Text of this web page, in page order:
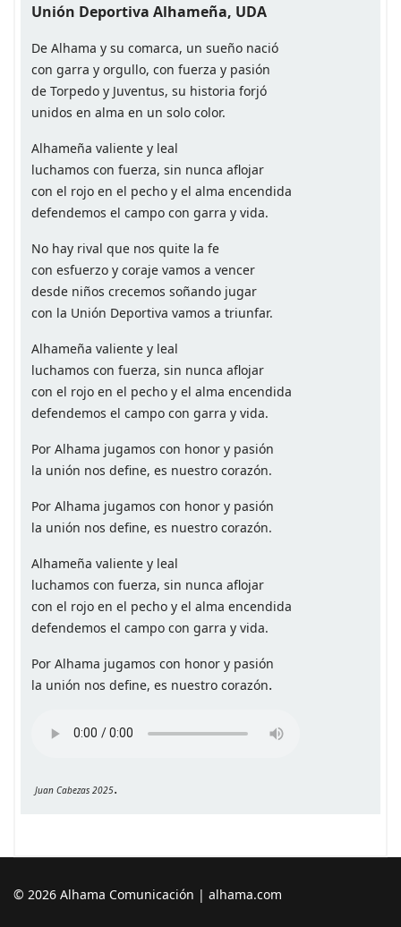
Unión Deportiva Alhameña, UDA
De Alhama y su comarca, un sueño nació
con garra y orgullo, con fuerza y pasión
de Torpedo y Juventus, su historia forjó
unidos en alma en un solo color.
Alhameña valiente y leal
luchamos con fuerza, sin nunca aflojar
con el rojo en el pecho y el alma encendida
defendemos el campo con garra y vida.
No hay rival que nos quite la fe
con esfuerzo y coraje vamos a vencer
desde niños crecemos soñando jugar
con la Unión Deportiva vamos a triunfar.
Alhameña valiente y leal
luchamos con fuerza, sin nunca aflojar
con el rojo en el pecho y el alma encendida
defendemos el campo con garra y vida.
Por Alhama jugamos con honor y pasión
la unión nos define, es nuestro corazón.
Por Alhama jugamos con honor y pasión
la unión nos define, es nuestro corazón.
Alhameña valiente y leal
luchamos con fuerza, sin nunca aflojar
con el rojo en el pecho y el alma encendida
defendemos el campo con garra y vida.
Por Alhama jugamos con honor y pasión
la unión nos define, es nuestro corazón.
Juan Cabezas 2025.
© 2026 Alhama Comunicación | alhama.com